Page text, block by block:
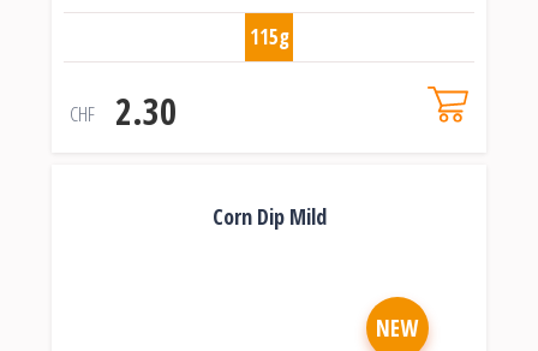
115g
CHF 2.30
Corn Dip Mild
NEW